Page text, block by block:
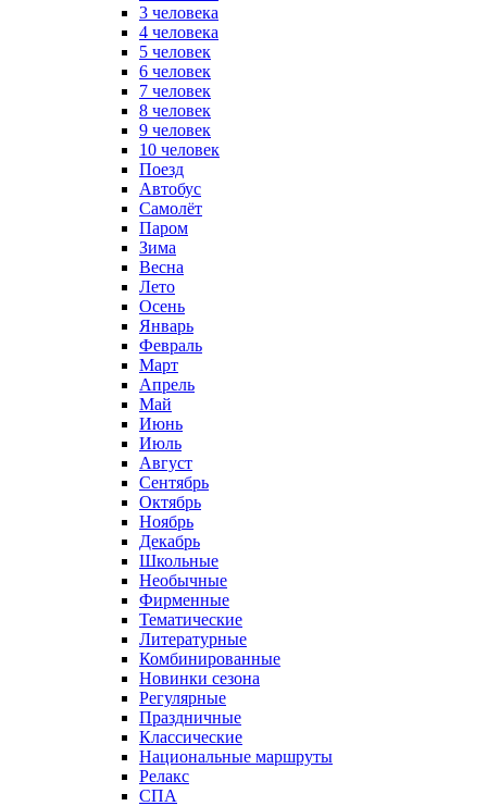
3 человека
4 человека
5 человек
6 человек
7 человек
8 человек
9 человек
10 человек
Поезд
Автобус
Самолёт
Паром
Зима
Весна
Лето
Осень
Январь
Февраль
Март
Апрель
Май
Июнь
Июль
Август
Сентябрь
Октябрь
Ноябрь
Декабрь
Школьные
Необычные
Фирменные
Тематические
Литературные
Комбинированные
Новинки сезона
Регулярные
Праздничные
Классические
Национальные маршруты
Релакс
СПА